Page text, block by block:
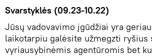
Svarstyklės (09.23-10.22)
Jūsų vadovavimo įgūdžiai yra
laikotarpiu galėsite užmegzti ryšius
vyriausybinėmis agentūromis bet